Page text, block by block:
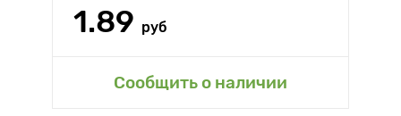
1.89 руб
Сообщить о наличии